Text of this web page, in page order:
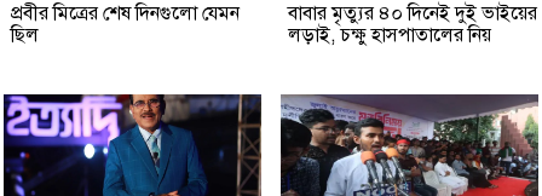
প্রবীর মিত্রের শেষ দিনগুলো যেমন
ছিল
বাবার মৃত্যুর ৪০ দিনেই দুই ভাইয়ের
লড়াই, চক্ষু হাসপাতালের নিয়